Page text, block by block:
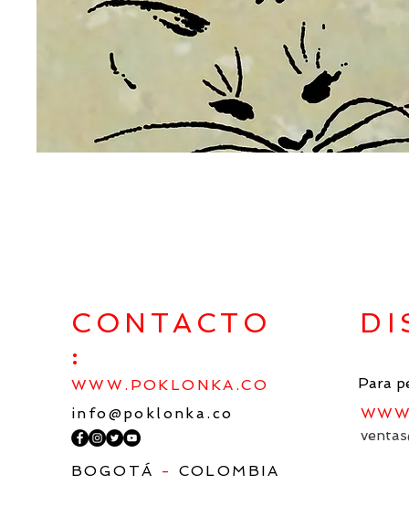
CONTACTO
:
WWW.POKLONKA.CO
info@poklonka.co
Para
BOGOTÁ - COLOMBIA